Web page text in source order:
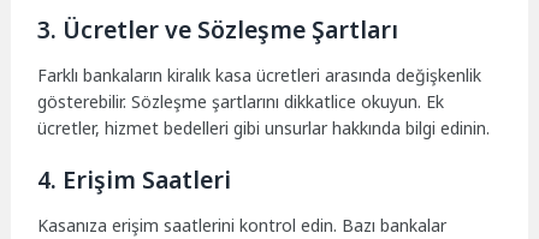
3. Ücretler ve Sözleşme Şartları
Farklı bankaların kiralık kasa ücretleri arasında değişkenlik
gösterebilir. Sözleşme şartlarını dikkatlice okuyun. Ek
ücretler, hizmet bedelleri gibi unsurlar hakkında bilgi edinin.
4. Erişim Saatleri
Kasanıza erişim saatlerini kontrol edin. Bazı bankalar